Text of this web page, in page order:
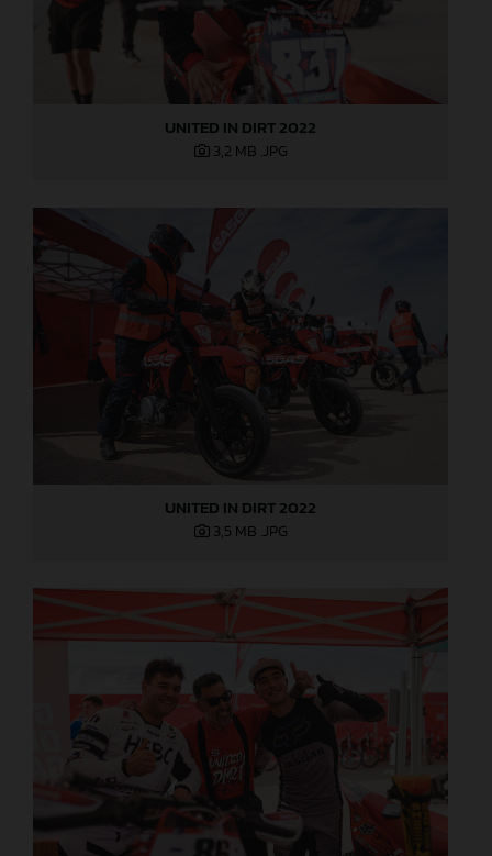
UNITED IN DIRT 2022
3,2 MB .JPG
UNITED IN DIRT 2022
3,5 MB .JPG